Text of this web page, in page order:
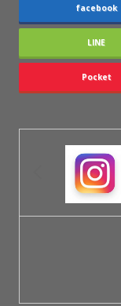
facebook
LINE
Pocket